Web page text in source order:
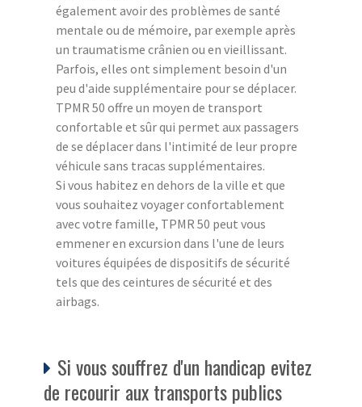
également avoir des problèmes de santé
mentale ou de mémoire, par exemple après
un traumatisme crânien ou en vieillissant.
Parfois, elles ont simplement besoin d'un
peu d'aide supplémentaire pour se déplacer.
TPMR 50 offre un moyen de transport
confortable et sûr qui permet aux passagers
de se déplacer dans l'intimité de leur propre
véhicule sans tracas supplémentaires.
Si vous habitez en dehors de la ville et que
vous souhaitez voyager confortablement
avec votre famille, TPMR 50 peut vous
emmener en excursion dans l'une de leurs
voitures équipées de dispositifs de sécurité
tels que des ceintures de sécurité et des
airbags.
Si vous souffrez d'un handicap evitez
de recourir aux transports publics